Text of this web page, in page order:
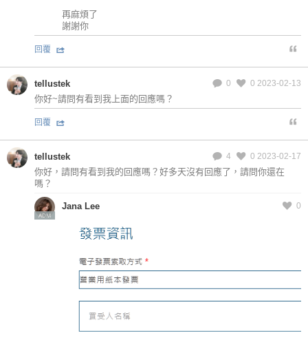
再麻煩了
謝謝你
回覆
0 0 2023-02-13
tellustek
你好~請問有看到我上面的回應嗎？
回覆
4 0 2023-02-17
tellustek
你好，請問有看到我的回應嗎？好多天沒有回應了，請問你還在
嗎？
ADM
0
Jana Lee